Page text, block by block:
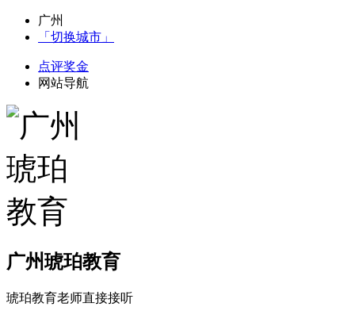
广州
「切换城市」
点评奖金
网站导航
广州琥珀教育
琥珀教育老师直接接听